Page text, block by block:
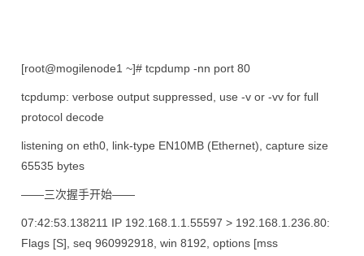
[root@mogilenode1 ~]# tcpdump -nn port 80
tcpdump: verbose output suppressed, use -v or -vv for full
protocol decode
listening on eth0, link-type EN10MB (Ethernet), capture size
65535 bytes
——三次握手开始——
07:42:53.138211 IP 192.168.1.1.55597 > 192.168.1.236.80:
Flags [S], seq 960992918, win 8192, options [mss